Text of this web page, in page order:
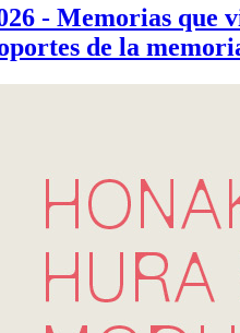
- Memorias que
de la